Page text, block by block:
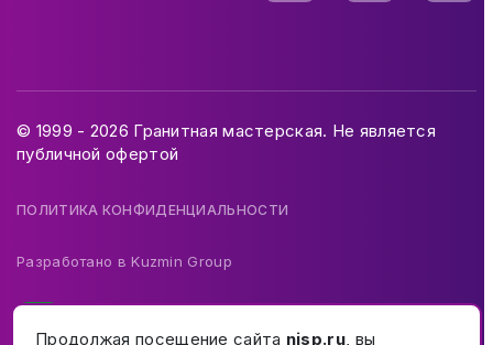
© 1999 - 2026 Гранитная мастерская. Не является
публичной офертой
ПОЛИТИКА КОНФИДЕНЦИАЛЬНОСТИ
Разработано вKuzmin Group
Продолжая посещение сайта nisp.ru, вы